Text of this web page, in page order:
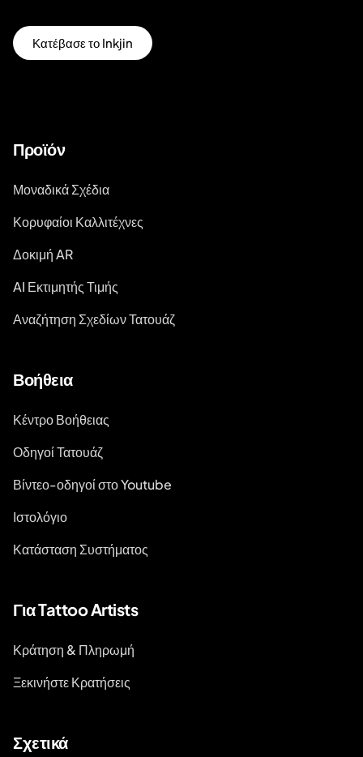
Κατέβασε το Inkjin
Προϊόν
Μοναδικά Σχέδια
Κορυφαίοι Καλλιτέχνες
Δοκιμή AR
AI Εκτιμητής Τιμής
Αναζήτηση Σχεδίων Τατουάζ
Βοήθεια
Κέντρο Βοήθειας
Οδηγοί Τατουάζ
Βίντεο-οδηγοί στο Youtube
Ιστολόγιο
Κατάσταση Συστήματος
Για Tattoo Artists
Κράτηση & Πληρωμή
Ξεκινήστε Κρατήσεις
Σχετικά